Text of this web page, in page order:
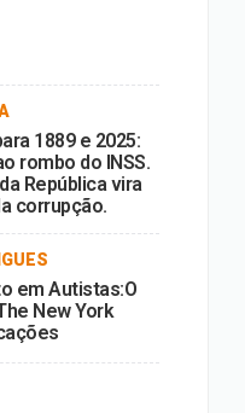
1889 e 2025:
rombo do INSS.
República vira
corrupção.
em Autistas:O
New York